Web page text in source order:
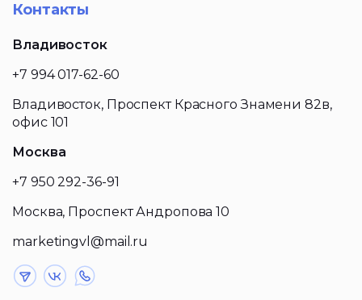
Контакты
Владивосток
+7 994 017-62-60
Владивосток, Проспект Красного Знамени 82в,
офис 101
Москва
+7 950 292-36-91
Москва, Проспект Андропова 10
marketingvl@mail.ru